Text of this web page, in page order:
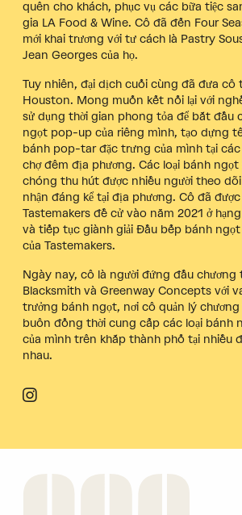
quên cho khách, phục vụ các bữa tiệc
gia LA Food & Wine. Cô đã đến Four
mới khai trương với tư cách là Pastry
Jean Georges của họ.
Tuy nhiên, đại dịch cuối cùng đã đưa cô
Houston. Mong muốn kết nối lại với
sử dụng thời gian phong tỏa để bắt đầu
ngọt pop-up của riêng mình, tạo dựng
bánh pop-tar đặc trưng của mình tại
chợ đêm địa phương. Các loại bánh
chóng thu hút được nhiều người theo
nhận đáng kể tại địa phương. Cô đã
Tastemakers đề cử vào năm 2021 ở
và tiếp tục giành giải Đầu bếp bánh
của Tastemakers.
Ngày nay, cô là người đứng đầu
Blacksmith và Greenway Concepts với
trưởng bánh ngọt, nơi cô quản lý
buôn đồng thời cung cấp các loại bánh
của mình trên khắp thành phố tại nhiều
nhau.